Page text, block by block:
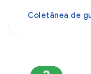
Coletânea de